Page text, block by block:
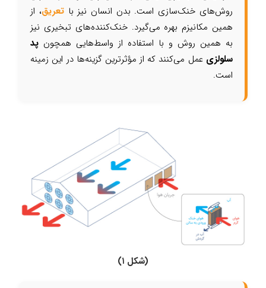
روش‌های خنک‌سازی است. بدن انسان نیز باتعریق، از
همین مکانیزم بهره می‌گیرد. خنک‌کننده‌های تبخیری نیز
به همین روش و با استفاده از واسط‌هایی همچون پد
سلولزی عمل می‌کنند که از مؤثرترین گزینه‌ها در این زمینه
است.
(شکل ۱)